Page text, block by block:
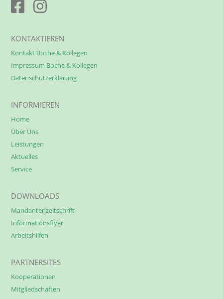
KONTAKTIEREN
Kontakt Boche & Kollegen
Impressum Boche & Kollegen
Datenschutzerklärung
INFORMIEREN
Home
Über Uns
Leistungen
Aktuelles
Service
DOWNLOADS
Mandantenzeitschrift
Informationsflyer
Arbeitshilfen
PARTNERSITES
Kooperationen
Mitgliedschaften